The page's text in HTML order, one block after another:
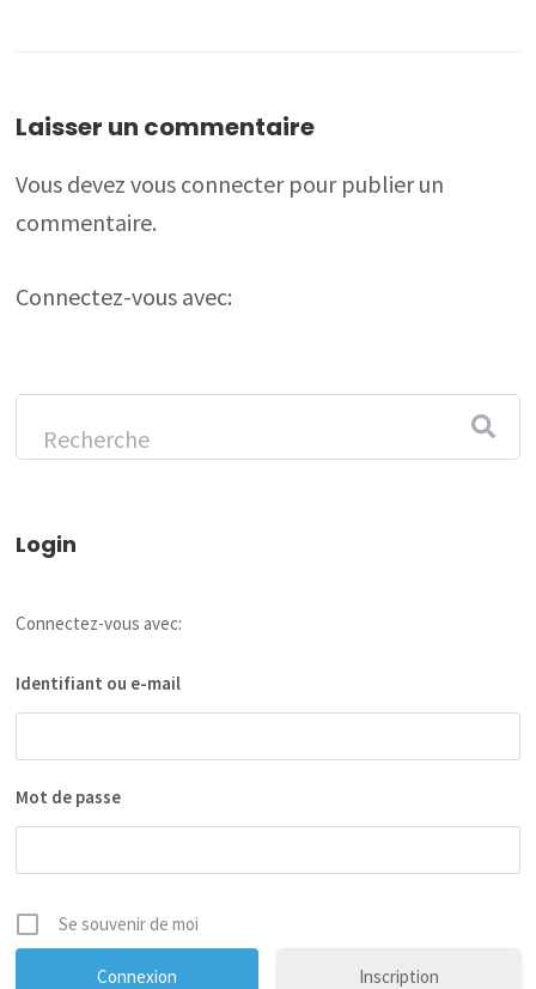
Laisser un commentaire
Vous devezvous connecterpour publier un
commentaire.
Connectez-vous avec:
Login
Connectez-vous avec:
Identifiant ou e-mail
Mot de passe
Se souvenir de moi
Inscription